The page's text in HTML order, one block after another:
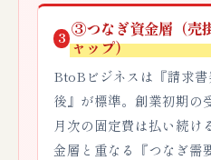
3 ③つなぎ資金層（売
ャップ）
BtoBビジネスは『請求
後』が標準。創業初期の
月次の固定費は払い続け
金層と重なる『つなぎ需